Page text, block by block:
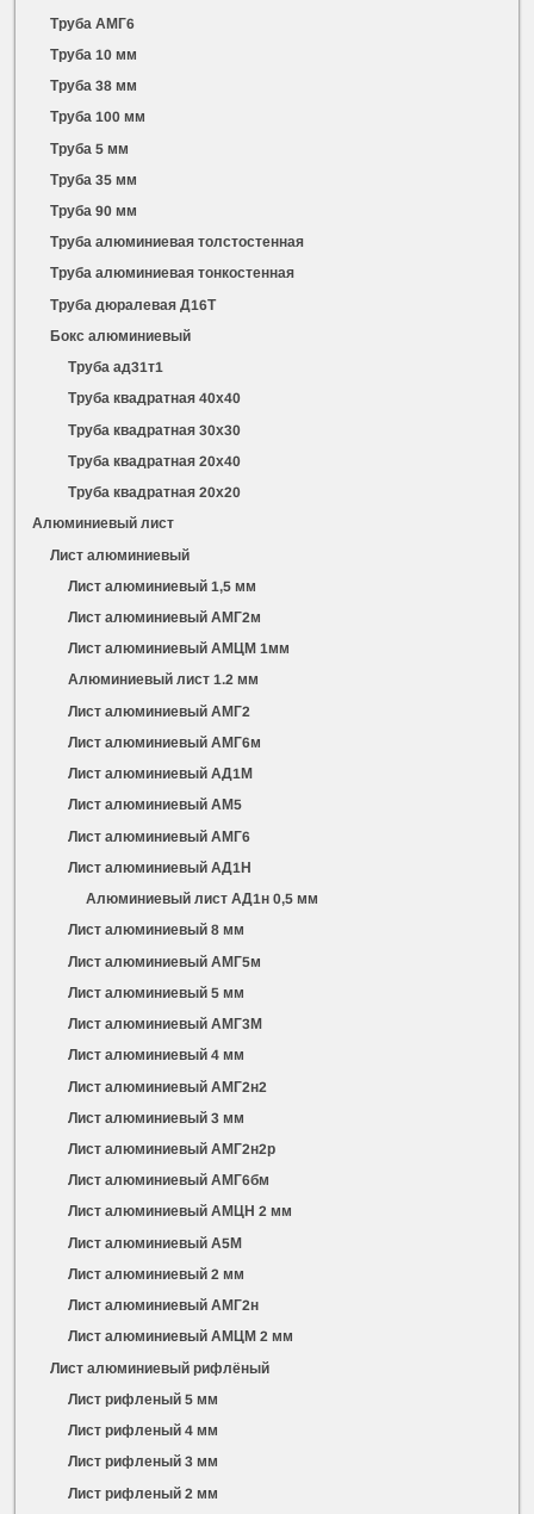
Труба АМГ6
Труба 10 мм
Труба 38 мм
Труба 100 мм
Труба 5 мм
Труба 35 мм
Труба 90 мм
Труба алюминиевая толстостенная
Труба алюминиевая тонкостенная
Труба дюралевая Д16Т
Бокс алюминиевый
Труба ад31т1
Труба квадратная 40х40
Труба квадратная 30х30
Труба квадратная 20х40
Труба квадратная 20х20
Алюминиевый лист
Лист алюминиевый
Лист алюминиевый 1,5 мм
Лист алюминиевый АМГ2м
Лист алюминиевый АМЦМ 1мм
Алюминиевый лист 1.2 мм
Лист алюминиевый АМГ2
Лист алюминиевый АМГ6м
Лист алюминиевый АД1М
Лист алюминиевый АМ5
Лист алюминиевый АМГ6
Лист алюминиевый АД1Н
Алюминиевый лист АД1н 0,5 мм
Лист алюминиевый 8 мм
Лист алюминиевый АМГ5м
Лист алюминиевый 5 мм
Лист алюминиевый АМГ3М
Лист алюминиевый 4 мм
Лист алюминиевый АМГ2н2
Лист алюминиевый 3 мм
Лист алюминиевый АМГ2н2р
Лист алюминиевый АМГ6бм
Лист алюминиевый АМЦН 2 мм
Лист алюминиевый А5М
Лист алюминиевый 2 мм
Лист алюминиевый АМГ2н
Лист алюминиевый АМЦМ 2 мм
Лист алюминиевый рифлёный
Лист рифленый 5 мм
Лист рифленый 4 мм
Лист рифленый 3 мм
Лист рифленый 2 мм